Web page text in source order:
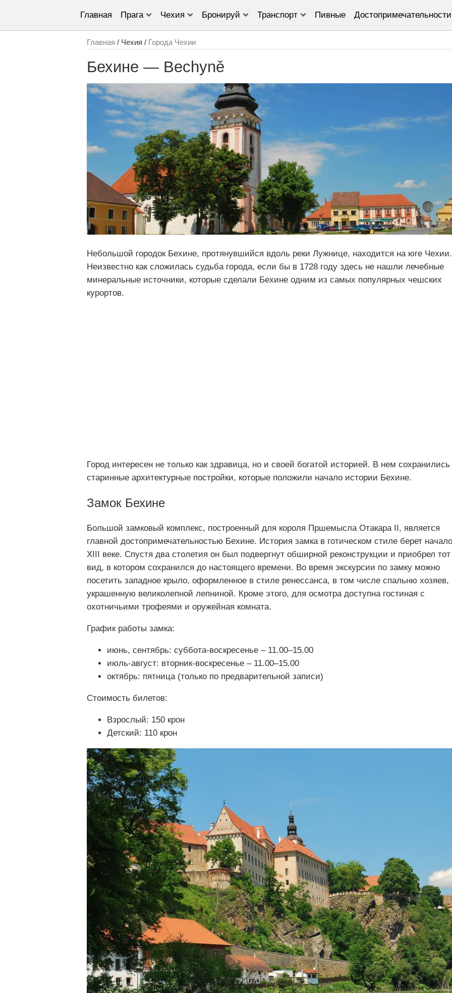
Главная Прага Чехия Бронируй Транспорт Пивные Достопримечательности
Главная / Чехия / Города Чехии
Бехине — Bechyně
Небольшой городок Бехине, протянувшийся вдоль реки Лужнице, находится на юге Чехии.
Неизвестно как сложилась судьба города, если бы в 1728 году здесь не нашли лечебные
минеральные источники, которые сделали Бехине одним из самых популярных чешских
курортов.
Город интересен не только как здравица, но и своей богатой историей. В нем сохранились
старинные архитектурные постройки, которые положили начало истории Бехине.
Замок Бехине
Большой замковый комплекс, построенный для короля Пршемысла Отакара II, является
главной достопримечательностью Бехине. История замка в готическом стиле берет
XIII веке. Спустя два столетия он был подвергнут обширной реконструкции и приобрел тот
вид, в котором сохранился до настоящего времени. Во время экскурсии по замку можно
посетить западное крыло, оформленное в стиле ренессанса, в том числе спальню хозяев,
украшенную великолепной лепниной. Кроме этого, для осмотра доступна гостиная с
охотничьими трофеями и оружейная комната.
График работы замка:
июнь, сентябрь: суббота-воскресенье – 11.00–15.00
июль-август: вторник-воскресенье – 11.00–15.00
октябрь: пятница (только по предварительной записи)
Стоимость билетов:
Взрослый: 150 крон
Детский: 110 крон